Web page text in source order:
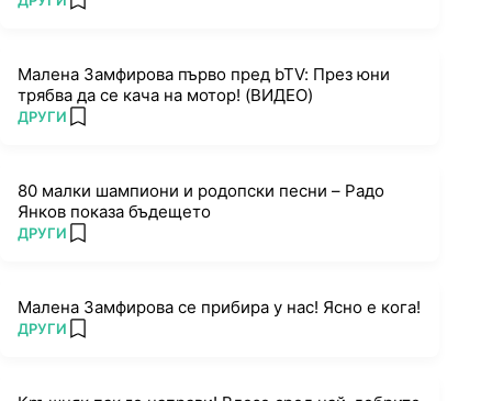
add favorites
Малена Замфирова първо пред bTV: През юни
трябва да се кача на мотор! (ВИДЕО)
ПОВЕЧЕ ОТ
ДРУГИ add favorites
80 малки шампиони и родопски песни – Радо
Янков показа бъдещето
ПОВЕЧЕ ОТ
ДРУГИ add favorites
Малена Замфирова се прибира у нас! Ясно е кога!
ПОВЕЧЕ ОТ
ДРУГИ add favorites